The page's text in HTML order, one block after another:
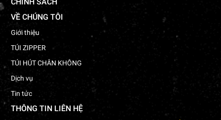
VỀ CHÚNG TÔI
Giới thiệu
TÚI ZIPPER
TÚI HÚT CHÂN KHÔNG
Dịch vụ
Tin tức
THÔNG TIN LIÊN HỆ